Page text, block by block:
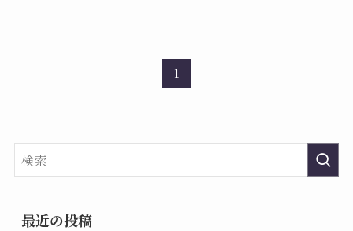
1
最近の投稿